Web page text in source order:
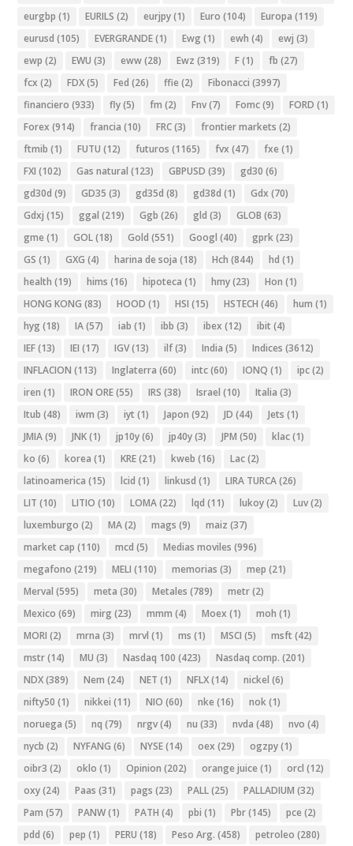
eurgbp (1) EURILS (2) eurjpy(1) Euro (104) Europa (119)
eurusd (105) EVERGRANDE(1) Ewg (1) ewh (4) ewj (3)
ewp (2) EWU (3) eww(28) Ewz (319) F(1) fb (27)
fcx (2) FDX(5) Fed (26) ffie (2) Fibonacci (3997)
financiero (933) fly(5) fm (2) Fnv(7) Fomc(9) FORD (1)
Forex (914) francia (10) FRC(3) frontier markets (2)
ftmib (1) FUTU (12) futuros (1165) fvx (47) fxe (1)
FXI (102) Gas natural (123) GBPUSD (39) gd30 (6)
gd30d (9) GD35 (3) gd35d (8) gd38d (1) Gdx (70)
Gdxj (15) ggal (219) Ggb (26) gld (3) GLOB (63)
gme (1) GOL(18) Gold (551) Googl (40) gprk(23)
GS (1) GXG (4) harina de soja (18) Hch (844) hd (1)
health (19) hims (16) hipoteca (1) hmy(23) Hon (1)
HONG KONG (83) HOOD (1) HSI (15) HSTECH (46) hum (1)
hyg (18) IA(57) iab (1) ibb (3) ibex (12) ibit (4)
IEF(13) IEI (17) IGV(13) ilf(3) India (5) Indices (3612)
INFLACION (113) Inglaterra (60) intc(60) IONQ (1) ipc(2)
iren (1) IRON ORE(55) IRS (38) Israel (10) Italia (3)
Itub (48) iwm (3) iyt (1) Japon (92) JD (44) Jets (1)
JMIA(9) JNK(1) jp10y(6) jp40y(3) JPM (50) klac(1)
ko (6) korea (1) KRE(21) kweb (16) Lac(2)
latinoamerica (15) lcid (1) linkusd (1) LIRA TURCA(26)
LIT (10) LITIO (10) LOMA(22) lqd (11) lukoy(2) Luv(2)
luxemburgo (2) MA(2) mags (9) maiz (37)
market cap (110) mcd (5) Medias moviles (996)
megafono (219) MELI (110) memorias (3) mep (21)
Merval (595) meta (30) Metales (789) metr(2)
Mexico (69) mirg (23) mmm (4) Moex (1) moh (1)
MORI (2) mrna (3) mrvl (1) ms (1) MSCI (5) msft (42)
mstr(14) MU (3) Nasdaq 100 (423) Nasdaq comp. (201)
NDX(389) Nem (24) NET (1) NFLX(14) nickel (6)
nifty50 (1) nikkei (11) NIO (60) nke (16) nok(1)
noruega (5) nq (79) nrgv(4) nu (33) nvda (48) nvo (4)
nycb (2) NYFANG (6) NYSE(14) oex (29) ogzpy(1)
oibr3 (2) oklo (1) Opinion (202) orange juice (1) orcl (12)
oxy(24) Paas (31) pags (23) PALL(25) PALLADIUM (32)
Pam (57) PANW(1) PATH (4) pbi (1) Pbr(145) pce (2)
pdd (6) pep (1) PERU (18) Peso Arg. (458) petroleo (280)